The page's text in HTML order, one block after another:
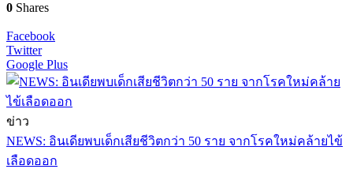
0 Shares
Facebook
Twitter
Google Plus
ข่าว
NEWS: อินเดียพบเด็กเสียชีวิตกว่า 50 ราย จากโรคใหม่คล้ายไข้
เลือดออก